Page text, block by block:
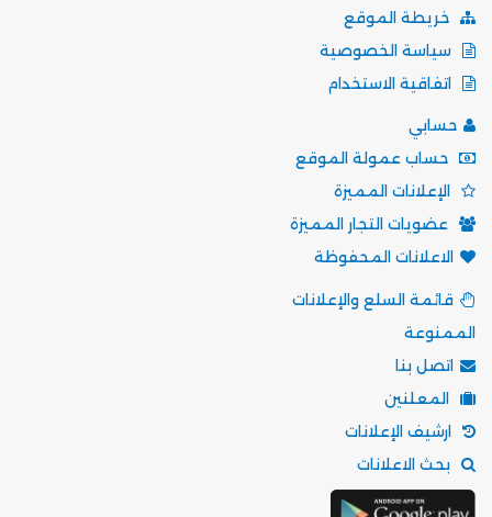
خريطة الموقع
سياسة الخصوصية
اتفاقية الاستخدام
حسابي
حساب عمولة الموقع
الإعلانات المميزة
عضويات التجار المميزة
الاعلانات المحفوظة
قائمة السلع والإعلانات
الممنوعة
اتصل بنا
المعلنين
ارشيف الإعلانات
بحث الاعلانات